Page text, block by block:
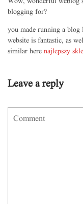
blogging for?
you made running a
website is fantastic, as
similar here najlepszy
Leave a reply